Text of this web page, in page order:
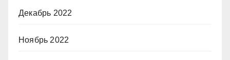
Декабрь 2022
Ноябрь 2022